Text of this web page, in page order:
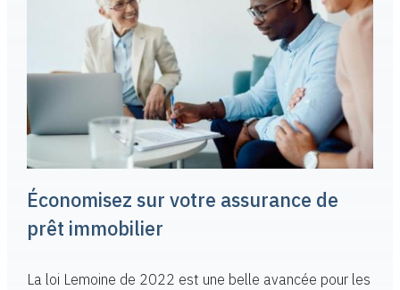
Économisez sur votre assurance de
prêt immobilier
La loi Lemoine de 2022 est une belle avancée pour les